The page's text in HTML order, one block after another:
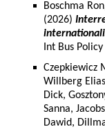
Boschma
(2026)
Int Bus
Czepkiewicz
Willberg
Dick,
Sanna,
Dawid,